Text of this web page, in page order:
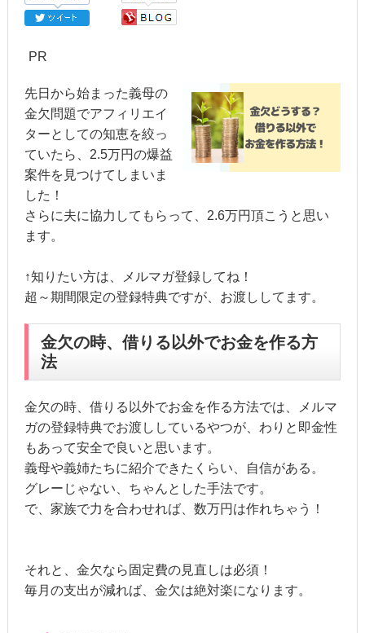
PR
先日から始まった義母の
金欠問題でアフィリエイ
ターとしての知恵を絞っ
ていたら、2.5万円の爆益
案件を見つけてしまいま
した！
さらに夫に協力してもらって、2.6万円頂こうと思い
ます。
↑知りたい方は、メルマガ登録してね！
超～期間限定の登録特典ですが、お渡ししてます。
金欠の時、借りる以外でお金を作る方
法
金欠の時、借りる以外でお金を作る方法では、メルマ
ガの登録特典でお渡ししているやつが、わりと即金性
もあって安全で良いと思います。
義母や義姉たちに紹介できたくらい、自信がある。
グレーじゃない、ちゃんとした手法です。
で、家族で力を合わせれば、数万円は作れちゃう！
それと、金欠なら固定費の見直しは必須！
毎月の支出が減れば、金欠は絶対楽になります。